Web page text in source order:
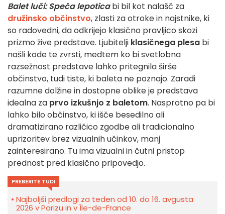
Balet luči: Speča lepoticabi bil kot nalašč za
družinsko občinstvo, zlasti za otroke in najstnike, ki
so radovedni, da odkrijejo klasično pravljico skozi
prizmo žive predstave. Ljubitelji klasičnega plesa bi
našli kode te zvrsti, medtem ko bi svetlobna
razsežnost predstave lahko pritegnila širše
občinstvo, tudi tiste, ki baleta ne poznajo. Zaradi
razumne dolžine in dostopne oblike je predstava
idealna za prvo izkušnjo z baletom. Nasprotno pa bi
lahko bilo občinstvo, ki išče besedilno ali
dramatizirano različico zgodbe ali tradicionalno
uprizoritev brez vizualnih učinkov, manj
zainteresirano. Tu ima vizualni in čutni pristop
prednost pred klasično pripovedjo.
PREBERITE TUDI
Najboljši predlogi za teden od 10. do 16. avgusta
2026 v Parizu in v Île-de-France